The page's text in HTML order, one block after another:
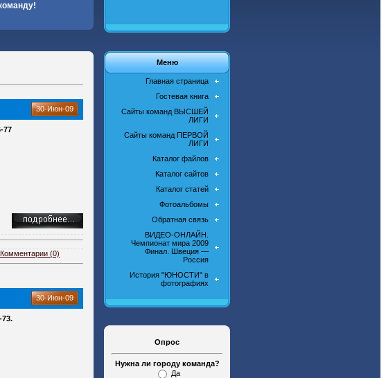
30-Июн-09
77
Комментарии (0)
30-Июн-09
Меню
Главная страница
Гостевая книга
Сайты команд ВЫСШЕЙ
ЛИГИ
Сайты команд ПЕРВОЙ
ЛИГИ
Каталог файлов
Каталог сайтов
Каталог статей
Фотоальбомы
Обратная связь
ВИДЕО-ОНЛАЙН.
Чемпионат мира 2009
Финал. Швеция —
Россия
История "ЮНОСТИ" в
фотографиях
Опрос
Нужна ли городу команда?
Да